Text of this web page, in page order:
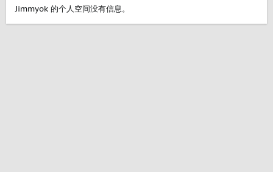
Jimmyok 的个人空间没有信息。